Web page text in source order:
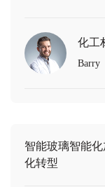
化工
Barry
智能玻璃智能
化转型